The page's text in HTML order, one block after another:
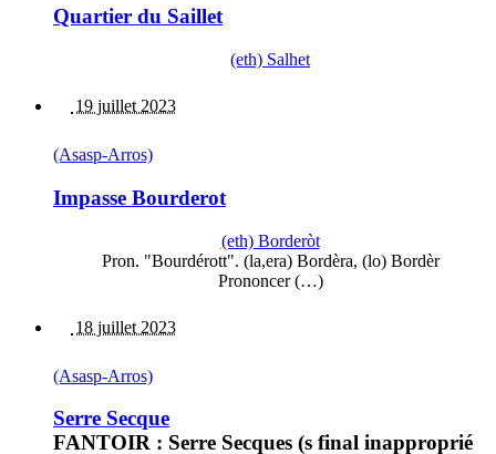
Quartier du Saillet
(eth) Salhet
19 juillet 2023
(Asasp-Arros)
Impasse Bourderot
(eth) Borderòt
Pron. "Bourdérott". (la,era) Bordèra, (lo) Bordèr
Prononcer (…)
18 juillet 2023
(Asasp-Arros)
Serre Secque
FANTOIR : Serre Secques (s final inapproprié